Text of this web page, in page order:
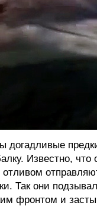
догадливые
Известно, что
Так они
фронтом и